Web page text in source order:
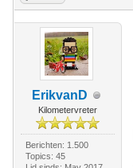
ErikvanD
Kilometervreter
Berichten: 1.500
Topics: 45